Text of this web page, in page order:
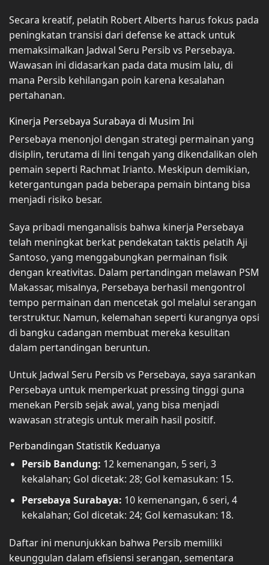
Secara kreatif, pelatih Robert Alberts harus fokus pada
peningkatan transisi dari defense ke attack untuk
memaksimalkan Jadwal Seru Persib vs Persebaya.
Wawasan ini didasarkan pada data musim lalu, di
mana Persib kehilangan poin karena kesalahan
pertahanan.
Kinerja Persebaya Surabaya di Musim Ini
Persebaya menonjol dengan strategi permainan yang
disiplin, terutama di lini tengah yang dikendalikan oleh
pemain seperti Rachmat Irianto. Meskipun demikian,
ketergantungan pada beberapa pemain bintang bisa
menjadi risiko besar.
Saya pribadi menganalisis bahwa kinerja Persebaya
telah meningkat berkat pendekatan taktis pelatih Aji
Santoso, yang menggabungkan permainan fisik
dengan kreativitas. Dalam pertandingan melawan PSM
Makassar, misalnya, Persebaya berhasil mengontrol
tempo permainan dan mencetak gol melalui serangan
terstruktur. Namun, kelemahan seperti kurangnya opsi
di bangku cadangan membuat mereka kesulitan
dalam pertandingan beruntun.
Untuk Jadwal Seru Persib vs Persebaya, saya sarankan
Persebaya untuk memperkuat pressing tinggi guna
menekan Persib sejak awal, yang bisa menjadi
wawasan strategis untuk meraih hasil positif.
Perbandingan Statistik Keduanya
Persib Bandung: 12 kemenangan, 5 seri, 3
kekalahan; Gol dicetak: 28; Gol kemasukan: 15.
Persebaya Surabaya: 10 kemenangan, 6 seri, 4
kekalahan; Gol dicetak: 24; Gol kemasukan: 18.
Daftar ini menunjukkan bahwa Persib memiliki
keunggulan dalam efisiensi serangan, sementara